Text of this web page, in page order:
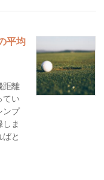
平均
距離
てい
ンプ
ま
と